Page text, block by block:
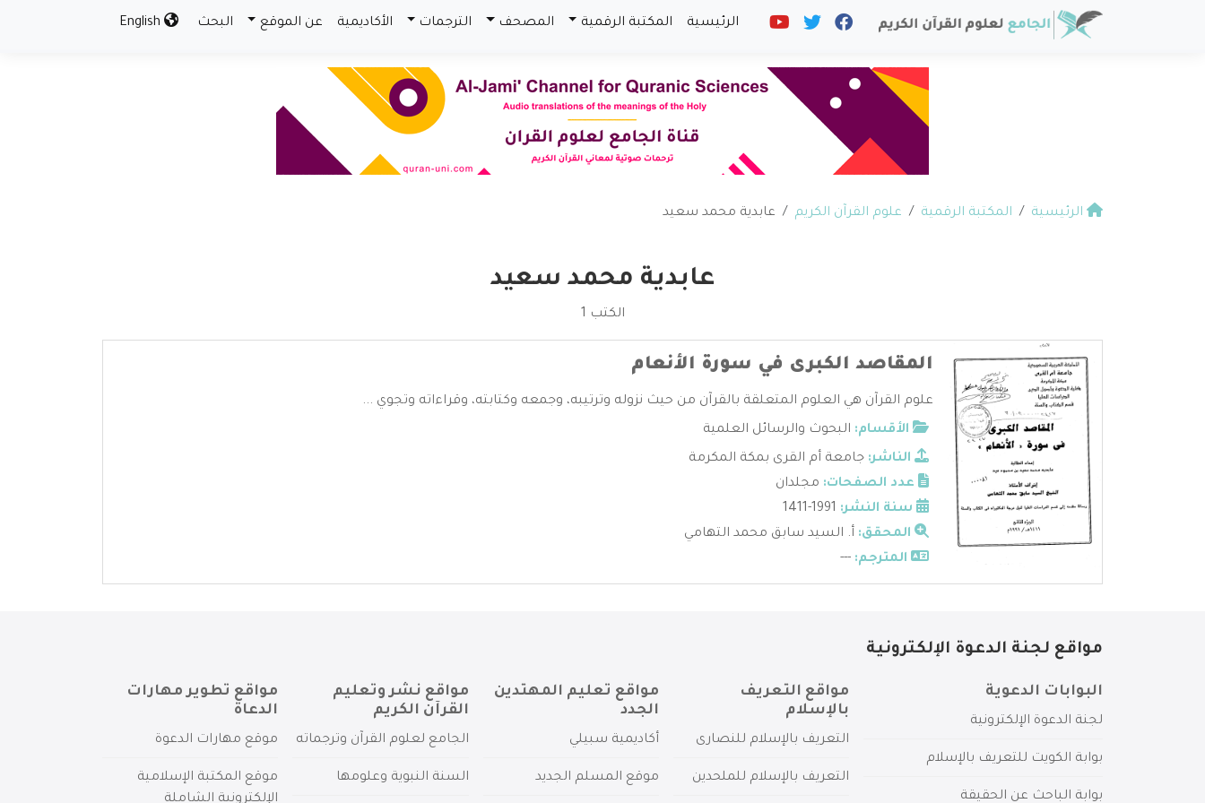
الرئيسية المكتبة الرقمية المصحف الترجمات الأكاديمية عن الموقع البحث
الرئيسية المكتبة الرقمية علوم القرآن الكريم عابدية محمد سعيد
عابدية محمد سعيد
الكتب 1
المقاصد الكبرى في سورة الأنعام
علوم القرآن هي العلوم المتعلقة بالقرآن من حيث نزوله وترتيبه، وجمعه وكتابته، وقراءاته وتجوي ...
الأقسام: البحوث والرسائل العلمية
الناشر: جامعة أم القرى بمكة المكرمة
عدد الصفحات: مجلدان
سنة النشر:
المحقق: أ. السيد سابق محمد التهامي
المترجم: ---
مواقع لجنة الدعوة الإلكترونية
البوابات الدعوية
لجنة الدعوة الإلكترونية
بوابة الكويت للتعريف بالإسلام
بوابة الباحث عن الحقيقة
مواقع التعريف
بالإسلام
التعريف بالإسلام للنصارى
التعريف بالإسلام للملحدين
مواقع تعليم المهتدين
الجدد
أكاديمية سبيلي
موقع المسلم الجديد
مواقع نشر وتعليم
القرآن الكريم
الجامع لعلوم القرآن وترجماته
السنة النبوية وعلومها
مواقع تطوير مهارات
الدعاة
موقع مهارات الدعوة
موقع المكتبة الإسلامية
الإلكترونية الشاملة